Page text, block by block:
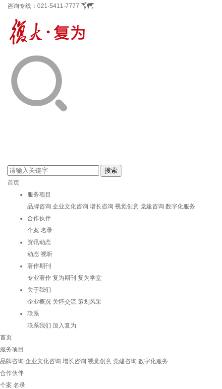
咨询专线： 021-5411-7777
首页
服务项目
品牌咨询 企业文化咨询 增长咨询 视觉创意 党建咨询 数字化服务
合作伙伴
个案 名录
资讯动态
动态 视听
著作期刊
专业著作 复为期刊 复为学堂
关于我们
企业概况 关怀交流 策划风采
联系
联系我们 加入复为
首页
服务项目
品牌咨询 企业文化咨询 增长咨询 视觉创意 党建咨询 数字化服务
合作伙伴
个案 名录